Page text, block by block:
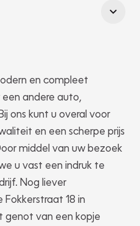
en compleet
andere auto,
ons kunt u overal voor
en een scherpe prijs
middel van uw bezoek
u vast een indruk te
Nog liever
18 in
genot van een kopje